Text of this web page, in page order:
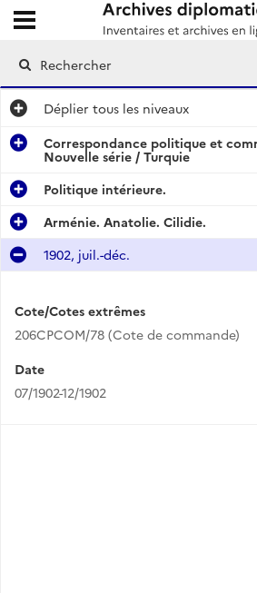
Archives diplomatiques
Ouvrir le menu déroulant
Déplier tous les niveaux
Correspondance politique et
Nouvelle série / Turquie
Politique intérieure.
Arménie. Anatolie. Cilidie.
1902, juil.-déc.
Cote/Cotes extrêmes
206CPCOM/78 (Cote de commande)
Date
07/1902-12/1902